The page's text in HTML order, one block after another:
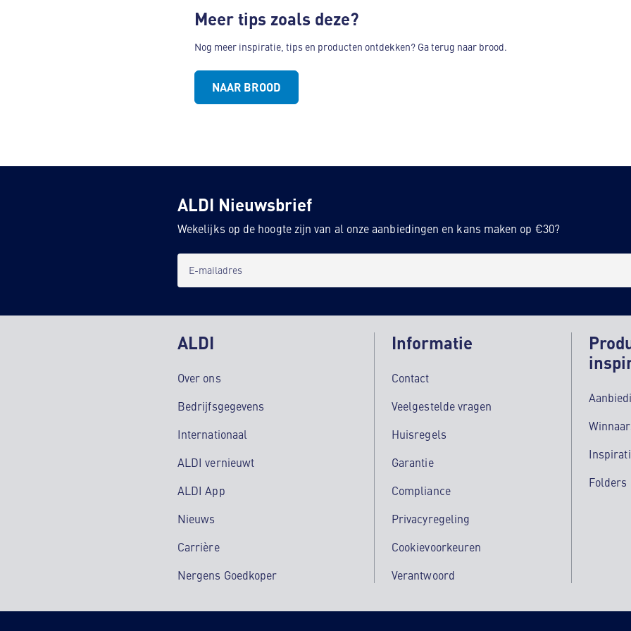
Meer tips zoals deze?
Nog meer inspiratie, tips en producten ontdekken? Ga terug naar brood.
NAAR BROOD
ALDI Nieuwsbrief
Wekelijks op de hoogte zijn van al onze aanbiedingen en kans maken op €30?
E-mailadres
ALDI
Over ons
Bedrijfsgegevens
Internationaal
ALDI vernieuwt
ALDI App
Nieuws
Carrière
Nergens Goedkoper
Informatie
Contact
Veelgestelde vragen
Huisregels
Garantie
Compliance
Privacyregeling
Cookievoorkeuren
Verantwoord
Folders